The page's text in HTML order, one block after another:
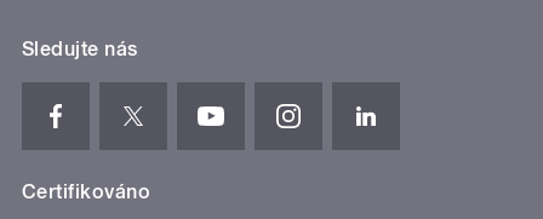
Sledujte nás
Certifikováno